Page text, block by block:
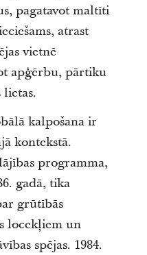
pagatavot maltīti
atrast
vietnē
apģērbu, pārtiku
lietas.
kalpošana ir
kontekstā.
programma,
gadā, tika
grūtībās
locekļiem un
spējas. 1984.